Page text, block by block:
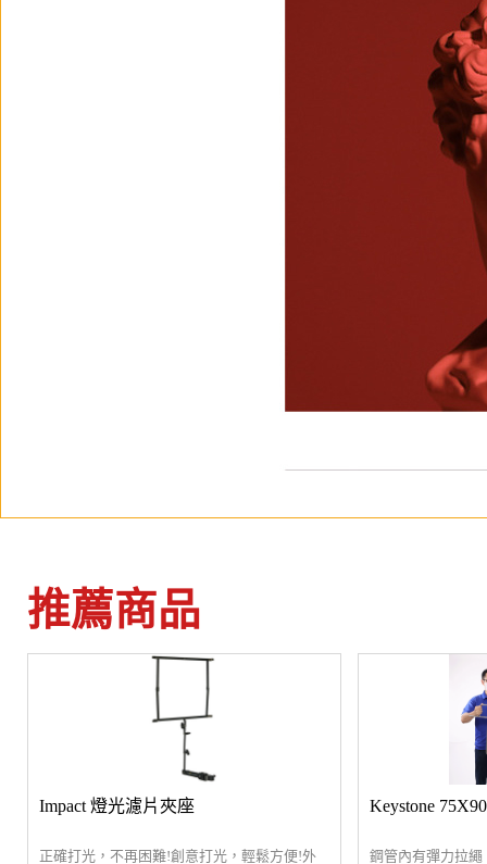
推薦商品
Impact 燈光濾片夾座
正確打光，不再困難!創意打光，輕鬆方便!外
Keystone
鋼管內有彈力拉